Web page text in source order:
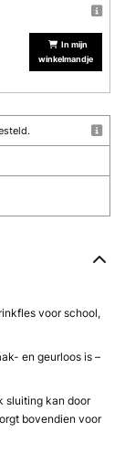
In mijn
winkelmandje
voor school,
en geurloos is –
sluiting kan door
bovendien voor